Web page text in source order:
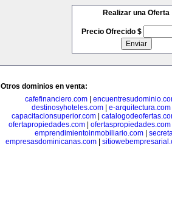
Realizar una Oferta
Precio Ofrecido $
Otros dominios en venta:
cafefinanciero.com
destinosyhoteles.com
e-arquitectura.com
capacitacionsuperior.com
ofertapropiedades.com
ofertaspropiedades.com
emprendimientoinmobiliario.com|
empresasdominicanas.com|